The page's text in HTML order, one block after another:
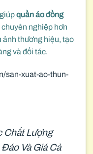
quần áo đồng
nghiệp hơn
ảnh thương hiệu, tạo
và đối tác.
san-xuat-ao-thun-
Chất Lượng
Và Giá Cả